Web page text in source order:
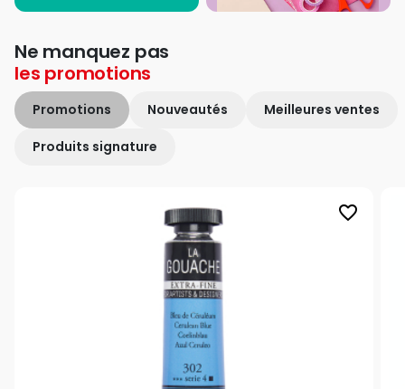
Ne manquez pas
les promotions
Promotions Nouveautés Meilleures ventes
Produits signature
favorite_border